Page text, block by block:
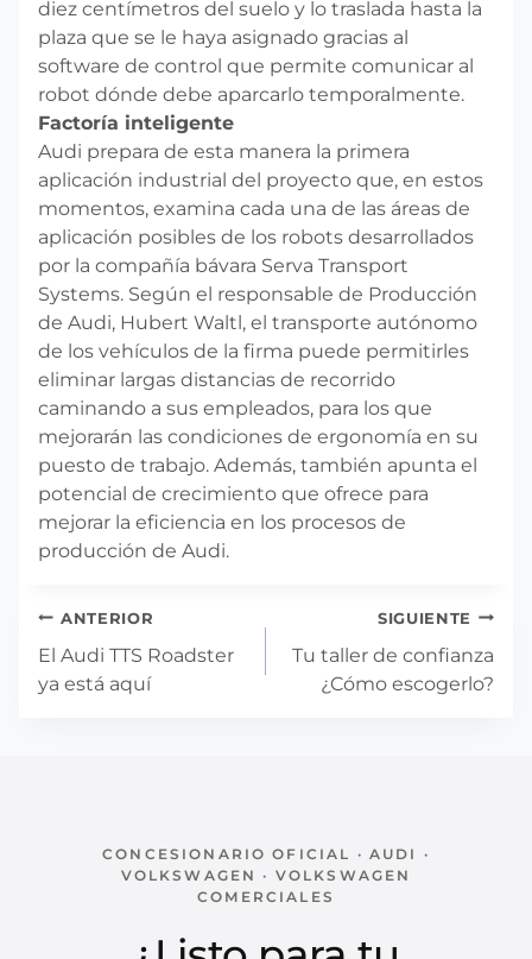
diez centímetros del suelo y lo traslada hasta la
plaza que se le haya asignado gracias al
software de control que permite comunicar al
robot dónde debe aparcarlo temporalmente.
Factoría inteligente
Audi prepara de esta manera la primera
aplicación industrial del proyecto que, en estos
momentos, examina cada una de las áreas de
aplicación posibles de los robots desarrollados
por la compañía bávara Serva Transport
Systems. Según el responsable de Producción
de Audi, Hubert Waltl, el transporte autónomo
de los vehículos de la firma puede permitirles
eliminar largas distancias de recorrido
caminando a sus empleados, para los que
mejorarán las condiciones de ergonomía en su
puesto de trabajo. Además, también apunta el
potencial de crecimiento que ofrece para
mejorar la eficiencia en los procesos de
producción de Audi.
Navegación
de
entradas
ANTERIOR
El Audi TTS Roadster
ya está aquí
SIGUIENTE
Tu taller de confianza
¿Cómo escogerlo?
CONCESIONARIO OFICIAL · AUDI ·
VOLKSWAGEN · VOLKSWAGEN
COMERCIALES